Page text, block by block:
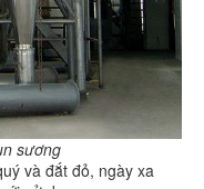
sương
và đắt đỏ, ngày xa